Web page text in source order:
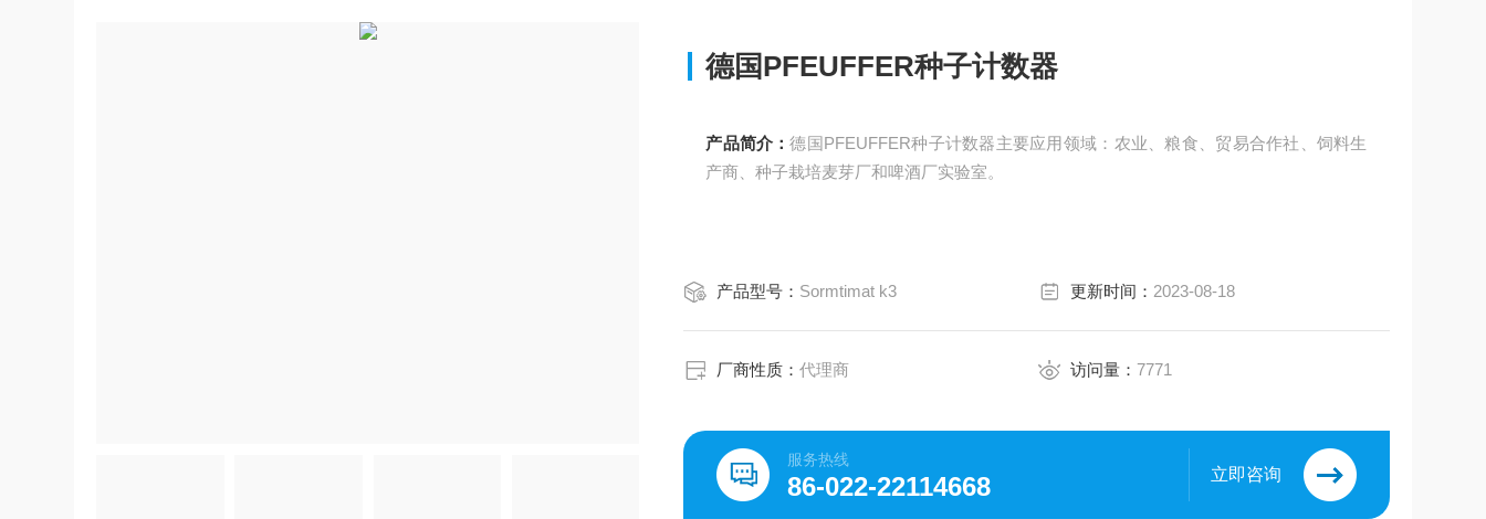
德国PFEUFFER种子计数器
产品简介：德国PFEUFFER种子计数器主要应用领域：农业、粮食、贸易合作社、饲料生
产商、种子栽培麦芽厂和啤酒厂实验室。
产品型号： Sormtimat k3 更新时间： 2023-08-18
厂商性质：代理商 访问量： 7771
服务热线
86-022-22114668 立即咨询